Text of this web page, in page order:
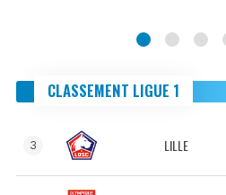
CLASSEMENT LIGUE 1
3 LILLE